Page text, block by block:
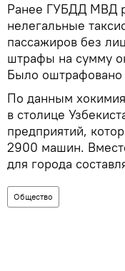
Ранее ГУБДД МВД
нелегальные
пассажиров без
штрафы на сумму
Было
По данным
в столице
предприятий,
2900 машин.
для города
Общество